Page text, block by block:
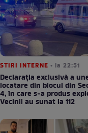
STIRI INTERNE • la 22:51
Declarația exclusivă a
locatare din blocul din
4, în care s-a produs
Vecinii au sunat la 112